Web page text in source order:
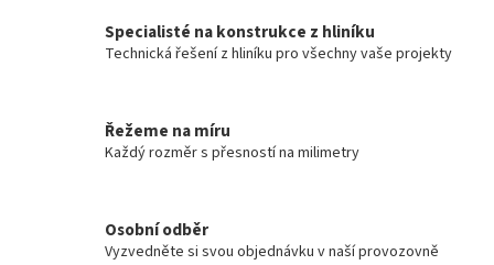
Specialisté na konstrukce z hliníku
Technická řešení z hliníku pro všechny vaše projekty
Řežeme na míru
Každý rozměr s přesností na milimetry
Osobní odběr
Vyzvedněte si svou objednávku v naší provozovně